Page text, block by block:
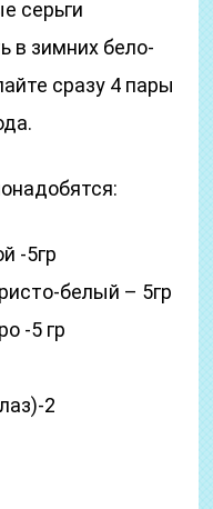
серьги
в зимних бело-
сразу 4 пары
-5гр
белый – 5гр
-5 гр
2